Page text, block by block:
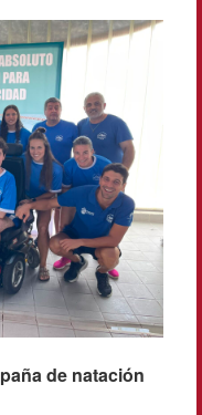
de natación